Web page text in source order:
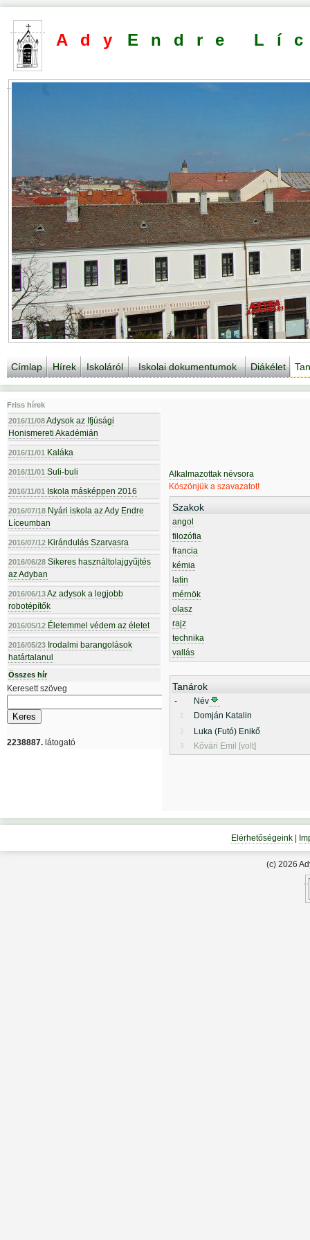
Ady Endre
Címlap Hírek Iskoláról Iskolai dokumentumok Diákélet
Friss hírek
2016/11/08Adysok az Ifjúsági
Honismereti Akadémián
2016/11/01 Kaláka
2016/11/01 Suli-buli
2016/11/01 Iskola másképpen 2016
2016/07/18 Nyári iskola az Ady Endre
Líceumban
2016/07/12 Kirándulás Szarvasra
2016/06/28 Sikeres használtolajgyűjtés
az Adyban
2016/06/13Az adysok a legjobb
robotépítők
2016/05/12 Életemmel védem az életet
2016/05/23 Irodalmi barangolások
határtalanul
Összes hír
Keresett szöveg
2238887. látogató
Alkalmazottak névsora
Köszönjük a szavazatot!
Szakok
angol
filozófia
francia
kémia
latin
mérnök
olasz
rajz
technika
vallás
Tanárok
- Név
1 Domján Katalin
2 Luka (Futó) Enikő
3 Kővári Emil [volt]
Elérhetőségeink|
(c) 2026